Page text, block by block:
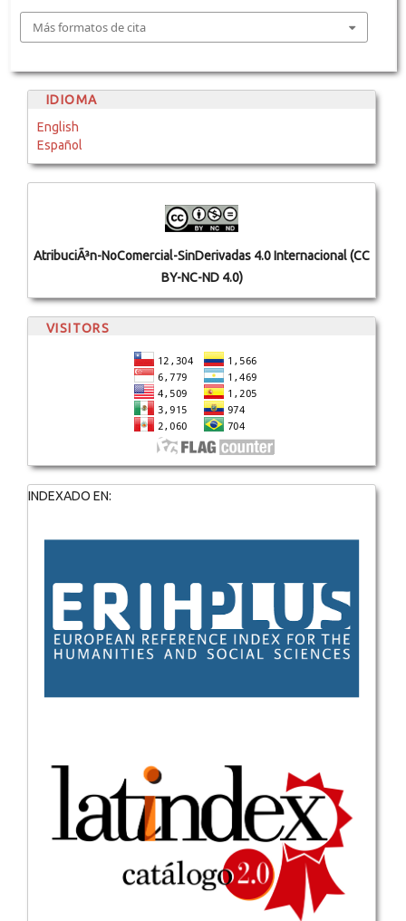
Más formatos de cita
IDIOMA
English
Español
AtribuciÃ³n-NoComercial-SinDerivadas 4.0 Internacional (CC
BY-NC-ND 4.0)
VISITORS
INDEXADO EN: